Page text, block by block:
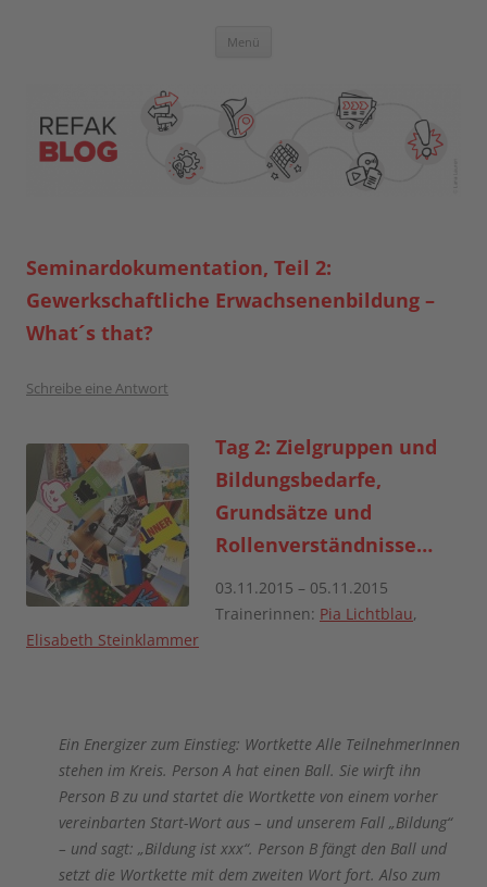
Blog der Referent:innen Akademie
Menü
Seminardokumentation, Teil 2:
Gewerkschaftliche Erwachsenenbildung –
What´s that?
Schreibe eine Antwort
Tag 2: Zielgruppen und
Bildungsbedarfe,
Grundsätze und
Rollenverständnisse…
03.11.2015 – 05.11.2015
Trainerinnen: Pia Lichtblau,
Elisabeth Steinklammer
Ein Energizer zum Einstieg: Wortkette Alle TeilnehmerInnen
stehen im Kreis. Person A hat einen Ball. Sie wirft ihn
Person B zu und startet die Wortkette von einem vorher
vereinbarten Start-Wort aus – und unserem Fall „Bildung“
– und sagt: „Bildung ist xxx“. Person B fängt den Ball und
setzt die Wortkette mit dem zweiten Wort fort. Also zum